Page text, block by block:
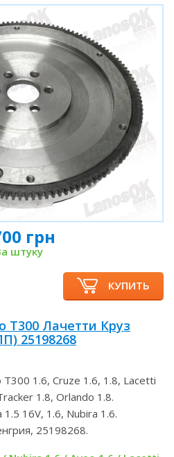
грн
штуку
КУПИТЬ
Т300 Лачетти Круз
25198268
1.6, Cruze 1.6, 1.8, Lacetti
1.8, Orlando 1.8.
16V, 1.6, Nubira 1.6.
25198268.